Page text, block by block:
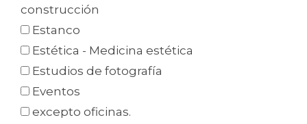
construcción
Estanco
Estética - Medicina estética
Estudios de fotografía
Eventos
excepto oficinas.